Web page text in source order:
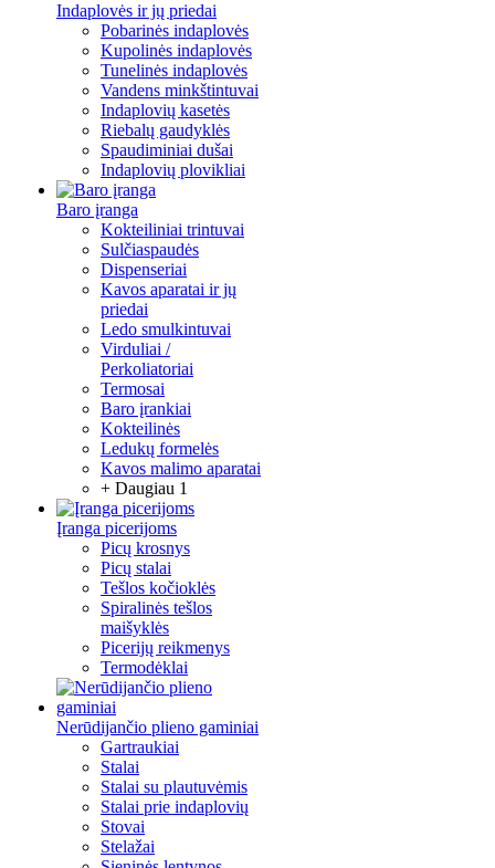
Indaplovės ir jų priedai
Pobarinės indaplovės
Kupolinės indaplovės
Tunelinės indaplovės
Vandens minkštintuvai
Indaplovių kasetės
Riebalų gaudyklės
Spaudiminiai dušai
Indaplovių plovikliai
Baro įranga
Kokteiliniai trintuvai
Sulčiaspaudės
Dispenseriai
Kavos aparatai ir jų
priedai
Ledo smulkintuvai
Virduliai /
Perkoliatoriai
Termosai
Baro įrankiai
Kokteilinės
Ledukų formelės
Kavos malimo aparatai
+ Daugiau 1
Įranga picerijoms
Picų krosnys
Picų stalai
Tešlos kočioklės
Spiralinės tešlos
maišyklės
Picerijų reikmenys
Termodėklai
Nerūdijančio plieno gaminiai
Gartraukiai
Stalai
Stalai su plautuvėmis
Stalai prie indaplovių
Stovai
Stelažai